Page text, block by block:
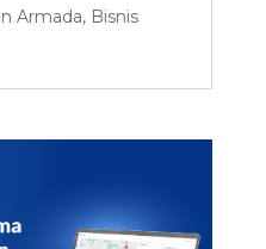
Armada, Bisnis